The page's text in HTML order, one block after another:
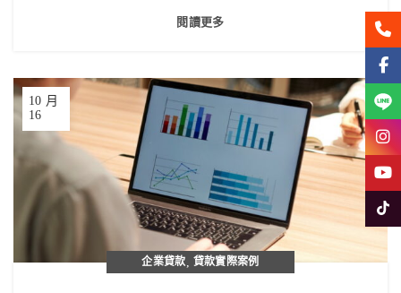
閱讀更多
16
10 月
企業貸款 貸款實際案例
聯絡
Line